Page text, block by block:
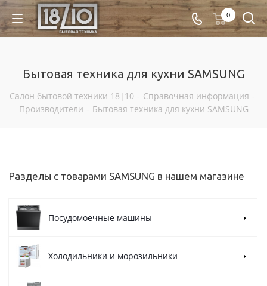
0
Бытовая техника для кухни SAMSUNG
Салон бытовой техники 18|10 - Справочная информация -
Производители - Бытовая техника для кухни SAMSUNG
Разделы с товарами SAMSUNG в нашем магазине
Посудомоечные машины
Холодильники и морозильники